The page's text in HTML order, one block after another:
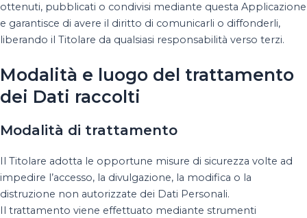
ottenuti, pubblicati o condivisi mediante questa Applicazione
e garantisce di avere il diritto di comunicarli o diffonderli,
liberando il Titolare da qualsiasi responsabilità verso terzi.
Modalità e luogo del trattamento
dei Dati raccolti
Modalità di trattamento
Il Titolare adotta le opportune misure di sicurezza volte ad
impedire l’accesso, la divulgazione, la modifica o la
distruzione non autorizzate dei Dati Personali.
Il trattamento viene effettuato mediante strumenti